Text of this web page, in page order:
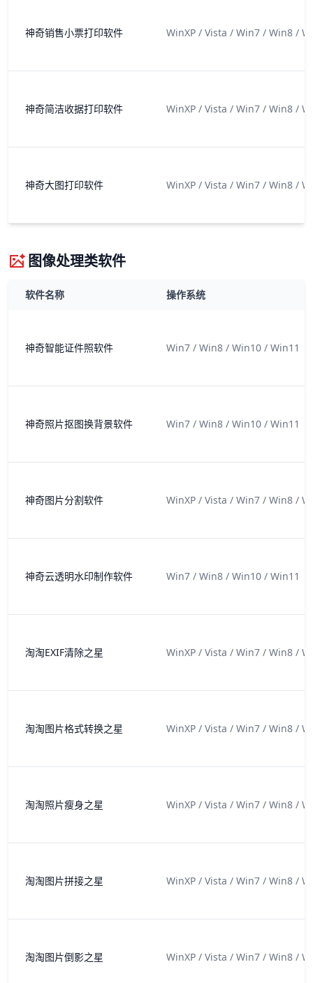
神奇销售小票打印软件 WinXP / Vista / Win7 / Win8 /
神奇简洁收据打印软件 WinXP / Vista / Win7 / Win8 /
神奇大图打印软件 WinXP / Vista / Win7 / Win8 /
图像处理类软件
软件名称 操作系统
神奇智能证件照软件 Win7 / Win8 / Win10 / Win11
神奇照片抠图换背景软件 Win7 / Win8 / Win10 / Win11
神奇图片分割软件 WinXP / Vista / Win7 / Win8 /
神奇云透明水印制作软件 Win7 / Win8 / Win10 / Win11
淘淘EXIF清除之星 WinXP / Vista / Win7 / Win8 /
淘淘图片格式转换之星 WinXP / Vista / Win7 / Win8 /
淘淘照片瘦身之星 WinXP / Vista / Win7 / Win8 /
淘淘图片拼接之星 WinXP / Vista / Win7 / Win8 /
淘淘图片倒影之星 WinXP / Vista / Win7 / Win8 /